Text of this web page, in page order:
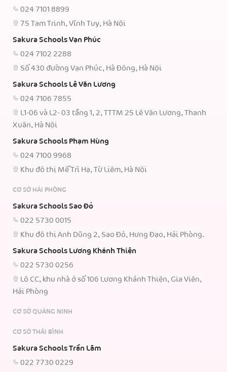
024 7101 8899
75 Tam Trinh, Vĩnh Tuy, Hà Nội
Sakura Schools Vạn Phúc
024 7102 2288
Số 430 đường Vạn Phúc, Hà Đông, Hà Nội
Sakura Schools Lê Văn Lương
024 7106 7855
L1-06 và L2- 03 tầng 1, 2, TTTM 25 Lê Văn Lương, Thanh
Xuân, Hà Nội
Sakura Schools Phạm Hùng
024 7100 9968
Khu đô thị Mễ Trì Hạ, Từ Liêm, Hà Nội
CƠ SỞ HẢI PHÒNG
Sakura Schools Sao Đỏ
022 5730 0015
Khu đô thị Anh Dũng 2, Sao Đỏ, Hưng Đạo, Hải Phòng.
Sakura Schools Lương Khánh Thiện
022 5730 0256
Lô CC, khu nhà ở số 106 Lương Khánh Thiện, Gia Viên,
Hải Phòng
CƠ SỞ QUẢNG NINH
CƠ SỞ THÁI BÌNH
Sakura Schools Trần Lãm
022 7730 0229